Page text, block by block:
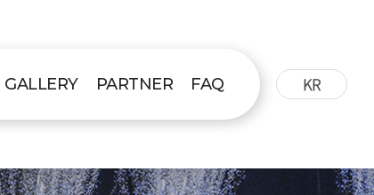
GALLERY PARTNER FAQ KR